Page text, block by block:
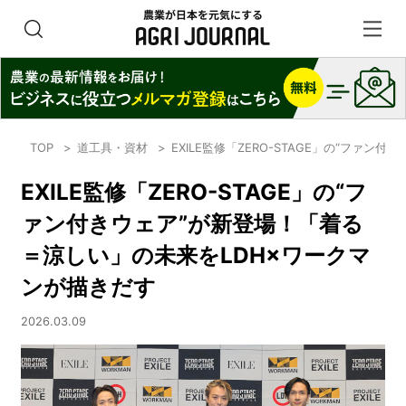
TOP 道工具・資材 EXILE監修「ZERO-STAGE」の“ファン付
EXILE監修「ZERO-STAGE」の“フ
ァン付きウェア”が新登場！「着る
＝涼しい」の未来をLDH×ワークマ
ンが描きだす
2026.03.09